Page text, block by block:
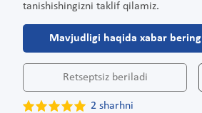
tanishishingizni taklif qilamiz.
Mavjudligi haqida xabar bering
Retseptsiz beriladi
2 sharhni